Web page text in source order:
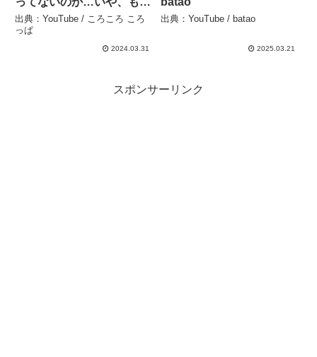
1年か…？もはや祭りな
#316キャンプinふもとっぱ
ら 徒歩ソロキャンプ女
出典：YouTube / ころころ ころ
っぱ
2024.03.31
出典：YouTube / batao
2025.03.21
スポンサーリンク